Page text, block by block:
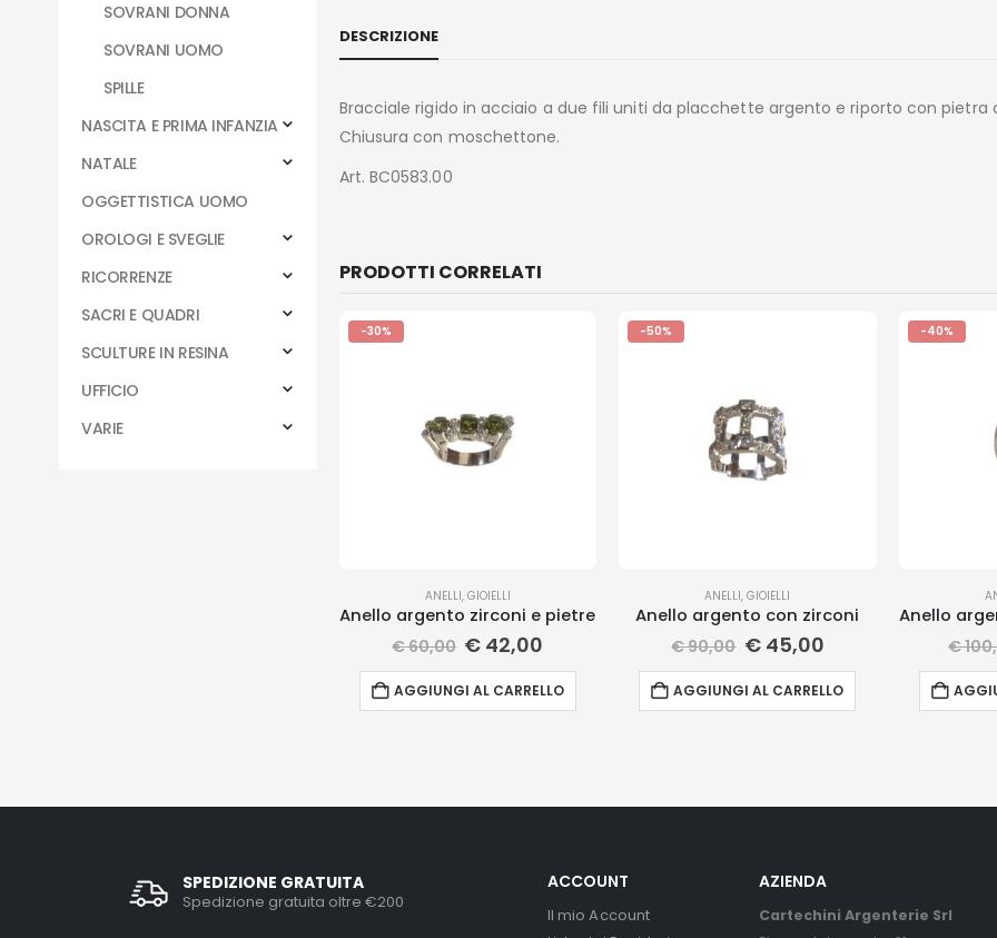
DESCRIZIONE
Bracciale rigido in acciaio a due fili uniti da placchette argento e riporto con pietra
Chiusura con moschettone.
Art. BC0583.00
PRODOTTI CORRELATI
-30%
ANELLI, GIOIELLI
Anello argento zirconi e pietre
€60,00 € 42,00
AGGIUNGI AL CARRELLO
-50%
ANELLI,GIOIELLI
Anello argento con zirconi
€90,00 €45,00
AGGIUNGI AL CARRELLO
-40%
€
SOVRANI DONNA
SOVRANI UOMO
SPILLE
NASCITA E PRIMA INFANZIA
NATALE
OGGETTISTICA UOMO
OROLOGI E SVEGLIE
RICORRENZE
SACRI E QUADRI
SCULTURE IN RESINA
UFFICIO
VARIE
SPEDIZIONE GRATUITA
Spedizione gratuita oltre €200
ACCOUNT
Il mio Account
AZIENDA
Cartechini Argenterie Srl